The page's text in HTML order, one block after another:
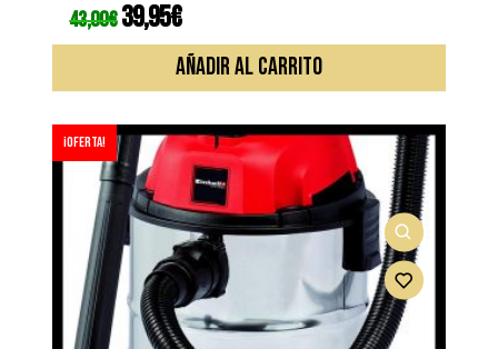
43,00€ El
precio
original
39,95€El
precio
actual
es:
39,95€.
AÑADIR AL CARRITO
¡Oferta!